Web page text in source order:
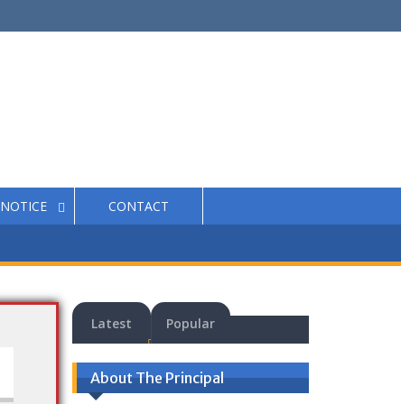
NOTICE CONTACT
Latest Popular
About The Principal